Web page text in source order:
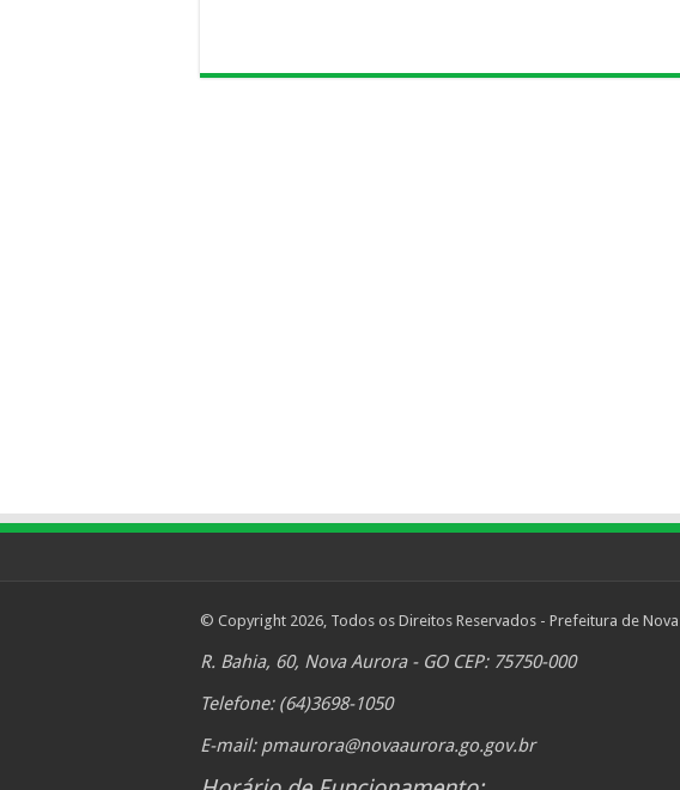
© Copyright 2026, Todos os Direitos Reservados - Prefeitura de
R. Bahia, 60, Nova Aurora - GO CEP: 75750-000
Telefone: (64)3698-1050
E-mail: pmaurora@novaaurora.go.gov.br